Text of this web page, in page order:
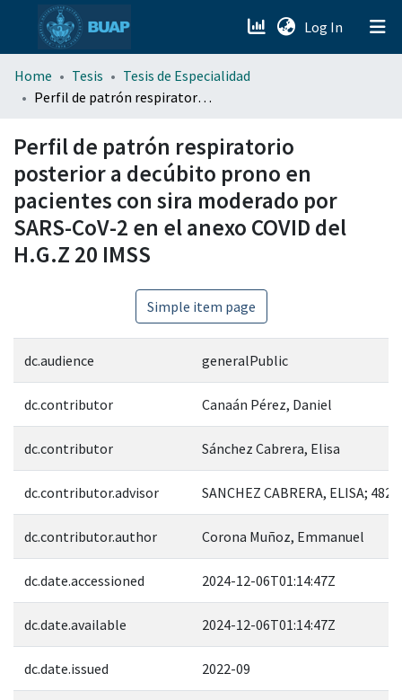
Log In (current)
menu.section.about_menu
Home Tesis
Tesis de Especialidad
Perfil de patrón respiratorio posterior a decúbito prono en pacientes con sira moderado por SARS-CoV-2 en el anexo COVID del H.G.Z 20 IMSS
Perfil de patrón respiratorio
posterior a decúbito prono en
pacientes con sira moderado por
SARS-CoV-2 en el anexo COVID del
H.G.Z 20 IMSS
Simple item page
dc.audience generalPublic
dc.contributor Canaán Pérez, Daniel
dc.contributor Sánchez Cabrera, Elisa
dc.contributor.advisor SANCHEZ CABRERA, ELISA;
dc.contributor.author Corona Muñoz, Emmanuel
dc.date.accessioned 2024-12-06T01:14:47Z
dc.date.available 2024-12-06T01:14:47Z
dc.date.issued 2022-09